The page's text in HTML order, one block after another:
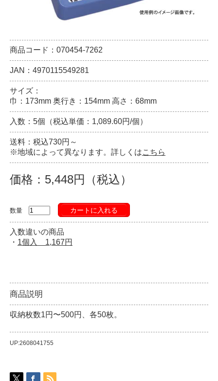
商品コード：070454-7262
JAN：4970115549281
サイズ：
巾：173mm 奥行き：154mm 高さ：68mm
入数：5個（税込単価：1,089.60円/個）
送料：税込730円～
※地域によって異なります。詳しくはこちら
価格：5,448円（税込）
数量 カートに入れる
入数違いの商品
・ 1個入 1,167円
商品説明
収納枚数1円〜500円、各50枚。
UP:2608041755